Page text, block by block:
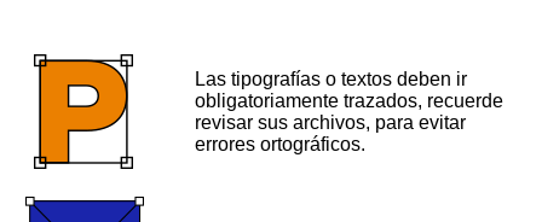
Las tipografías o textos deben ir
obligatoriamente trazados, recuerde
revisar sus archivos, para evitar
errores ortográficos.